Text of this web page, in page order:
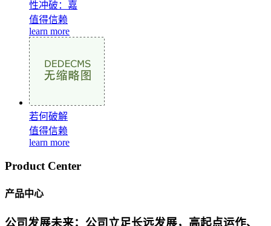
性冲破：嘉
值得信赖
learn more
若何破解
值得信赖
learn more
Product Center
产品中心
公司发展未来：公司立足长远发展，高起点运作、